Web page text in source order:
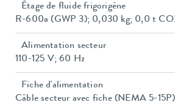
Étage de fluide frigorigène
R-600a (GWP 3); 0,030 kg; 0,0 t
Alimentation secteur
110-125 V; 60 Hz
Fiche d'alimentation
Câble secteur avec fiche (NEMA 5-15P)